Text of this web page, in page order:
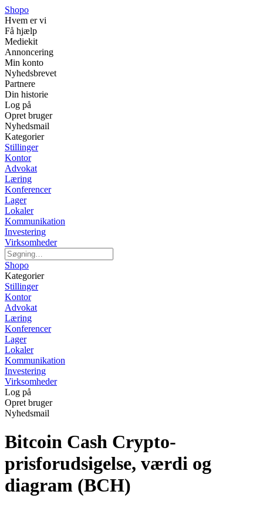
Shopo
Hvem er vi
Få hjælp
Mediekit
Annoncering
Min konto
Nyhedsbrevet
Partnere
Din historie
Log på
Opret bruger
Nyhedsmail
Kategorier
Stillinger
Kontor
Advokat
Læring
Konferencer
Lager
Lokaler
Kommunikation
Investering
Virksomheder
Shopo
Kategorier
Stillinger
Kontor
Advokat
Læring
Konferencer
Lager
Lokaler
Kommunikation
Investering
Virksomheder
Log på
Opret bruger
Nyhedsmail
Bitcoin Cash Crypto-
prisforudsigelse, værdi og
diagram (BCH)